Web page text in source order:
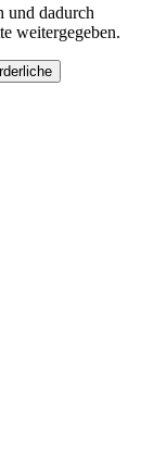
und dadurch
weitergegeben.